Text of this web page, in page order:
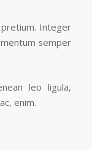
Integer
semper
leo ligula,
enim.